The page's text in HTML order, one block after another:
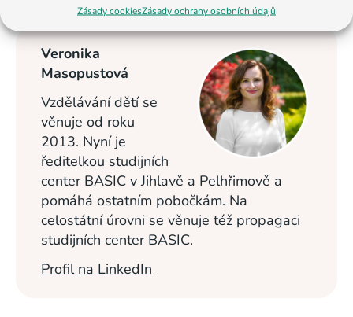
Zásady cookiesZásady ochrany osobních údajů
Veronika
Masopustová
Vzdělávání dětí se
věnuje od roku
2013. Nyní je
ředitelkou studijních
center BASIC v Jihlavě a Pelhřimově a
pomáhá ostatním pobočkám. Na
celostátní úrovni se věnuje též propagaci
studijních center BASIC.
Profil na LinkedIn